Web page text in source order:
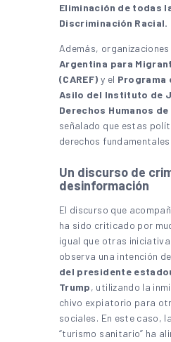
Eliminación de todas
Discriminación Racial.
Además, organizaciones
Argentina para
(CAREF) y el Programa
Asilo del Instituto de
Derechos Humanos de
señalado que estas
derechos
Un discurso de
desinformación
El discurso que
ha sido criticado por
igual que otras
observa una intención de
del presidente
Trump, utilizando la
chivo expiatorio para
sociales. En este caso,
“turismo sanitario” ha